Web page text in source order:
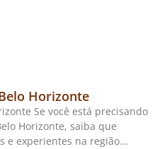
Horizonte
Se você está precisando
Horizonte, saiba que
e experientes na região